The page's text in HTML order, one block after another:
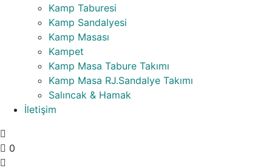
Kamp Taburesi
Kamp Sandalyesi
Kamp Masası
Kampet
Kamp Masa Tabure Takımı
Kamp Masa RJ.Sandalye Takımı
Salıncak & Hamak
İletişim
0